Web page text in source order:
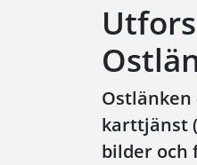
karttjänst
bilder och